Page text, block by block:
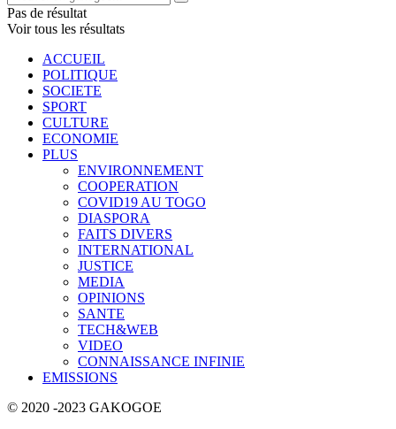
Pas de résultat
Voir tous les résultats
ACCUEIL
POLITIQUE
SOCIETE
SPORT
CULTURE
ECONOMIE
PLUS
ENVIRONNEMENT
COOPERATION
COVID19 AU TOGO
DIASPORA
FAITS DIVERS
INTERNATIONAL
JUSTICE
MEDIA
OPINIONS
SANTE
TECH&WEB
VIDEO
CONNAISSANCE INFINIE
EMISSIONS
© 2020 -2023 GAKOGOE